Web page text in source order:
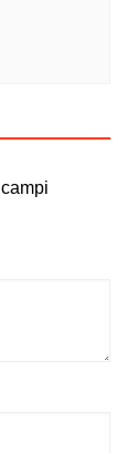
I campi